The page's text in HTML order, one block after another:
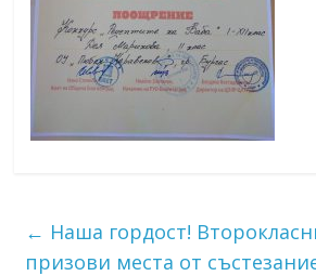
← Наша гордост!
призови места от